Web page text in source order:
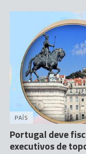
PAÍS
Portugal deve
executivos de